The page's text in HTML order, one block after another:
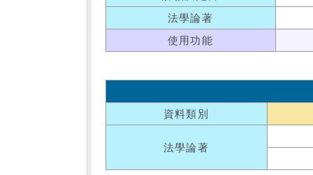
法學論著
使用功能
資料類別
法學論著